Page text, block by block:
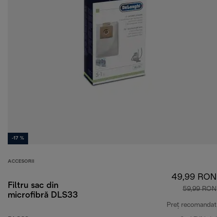
-17 %
ACCESORII
Filtru sac din
microfibră DLS33
49,99 RON
59,99 RON
Preț recomandat